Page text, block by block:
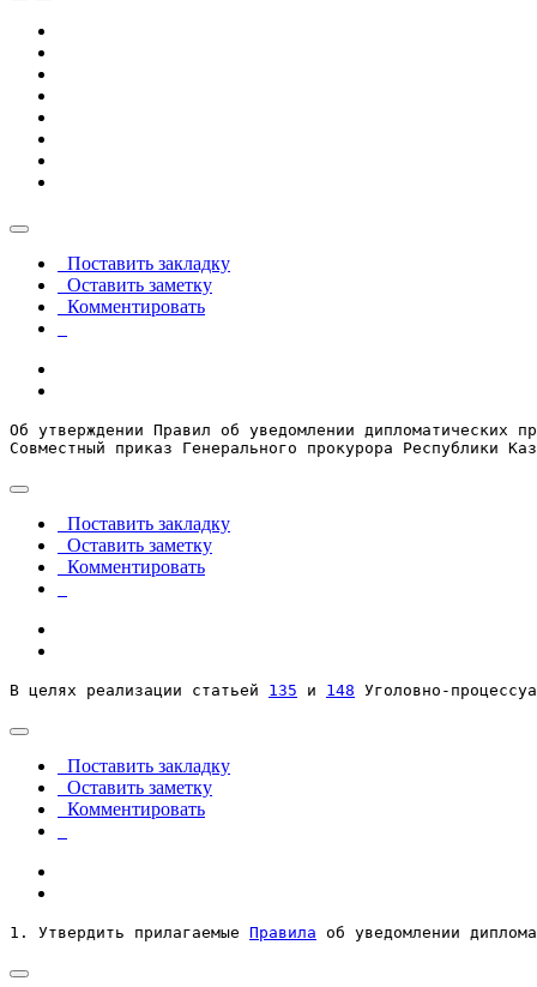
Поставить закладку
Оставить заметку
Комментировать
Об утверждении Правил об уведомлении дипломатических
Совместный приказ Генерального прокурора Республики
Поставить закладку
Оставить заметку
Комментировать
В целях реализации статьей 135 и 148 Уголовно-
Поставить закладку
Оставить заметку
Комментировать
1. Утвердить прилагаемые Правила об уведомлении